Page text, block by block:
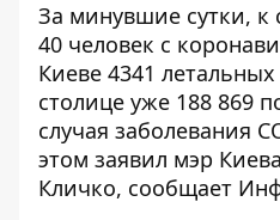
За минувшие сутки,
40 человек с
Киеве 4341
столице уже 188 869
случая заболевания
этом заявил мэр
Кличко, сообщает